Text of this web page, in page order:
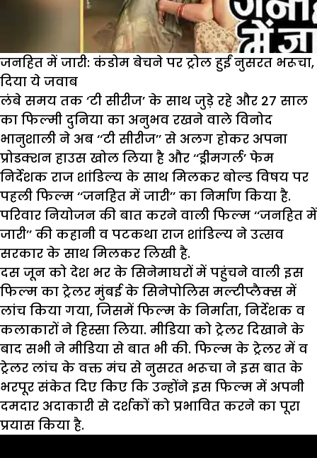
जनहित में जारी: कंडोम बेचने पर ट्रोल हुईं नुसरत भरूचा,
दिया ये जवाब
लंबे समय तक ‘टी सीरीज’ के साथ जुड़े रहे और 27 साल
का फिल्मी दुनिया का अनुभव रखने वाले विनोद
भानुशाली ने अब ‘‘टी सीरीज’’ से अलग होकर अपना
प्रोडक्शन हाउस खोल लिया है और ‘‘ड्रीमगर्ल’ फेम
निर्देशक राज शांडिल्य के साथ मिलकर बोल्ड विषय पर
पहली फिल्म ‘‘जनहित में जारी’’ का निर्माण किया है.
परिवार नियोजन की बात करने वाली फिल्म ‘‘जनहित में
जारी’’ की कहानी व पटकथा राज शांडिल्य ने उत्सव
सरकार के साथ मिलकर लिखी है.
दस जून को देश भर के सिनेमाघरों में पहुंचने वाली इस
फिल्म का ट्रेलर मुंबई के सिनेपोलिस मल्टीप्लैक्स में
लांच किया गया, जिसमें फिल्म के निर्माता, निर्देशक व
कलाकारों ने हिस्सा लिया. मीडिया को ट्रेलर दिखाने के
बाद सभी ने मीडिया से बात भी की. फिल्म के ट्रेलर में व
ट्रेलर लांच के वक्त मंच से नुसरत भरूचा ने इस बात के
भरपूर संकेत दिए किए कि उन्होंने इस फिल्म में अपनी
दमदार अदाकारी से दर्शकों को प्रभावित करने का पूरा
प्रयास किया है.